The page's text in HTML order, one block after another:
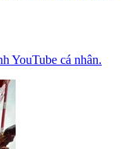
YouTube cá nhân.